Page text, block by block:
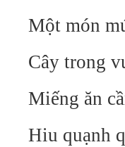
Một món
Cây trong
Miếng ăn
Hiu quạnh